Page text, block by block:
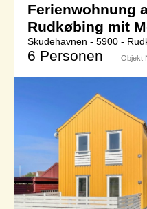
Ferienwohnung
Rudkøbing mit
Skudehavnen - 5900 -
6 Personen Objekt